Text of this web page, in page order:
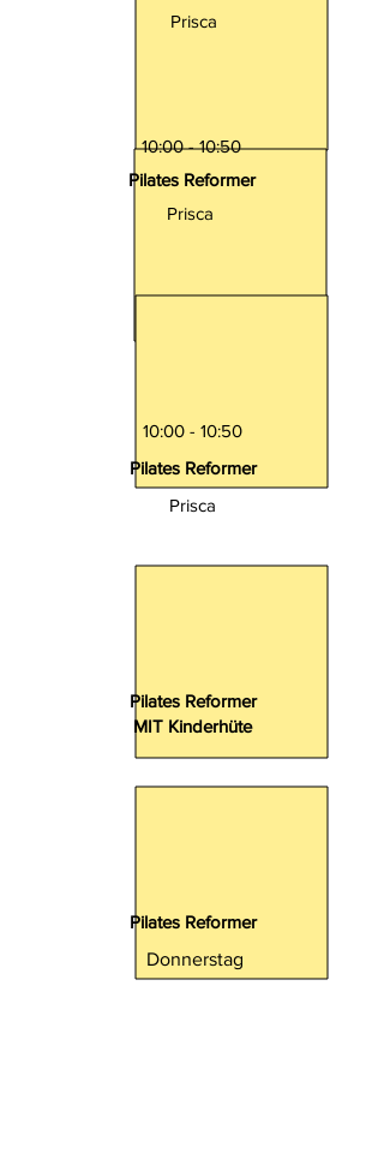
Prisca
10:00 - 10:50
Pilates Reformer
Prisca
10:00 - 10:50
Pilates Reformer
Prisca
Pilates Reformer
MIT Kinderhüte
Pilates Reformer
Donnerstag